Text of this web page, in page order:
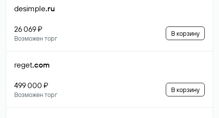
desimple.ru
26 069 ₽
Возможен торг
В корзину
reget.com
499 000 ₽
Возможен торг
В корзину